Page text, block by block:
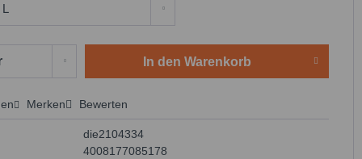
In den Warenkorb
Merken Bewerten
die2104334
4008177085178